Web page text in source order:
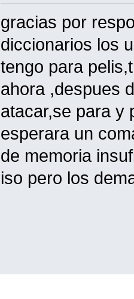
gracias por
diccionarios los
tengo para
ahora ,despues
atacar,se para y
esperara un
de memoria
iso pero los